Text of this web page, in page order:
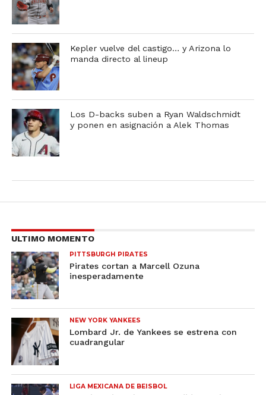
Kepler vuelve del castigo… y Arizona lo
manda directo al lineup
Los D-backs suben a Ryan Waldschmidt
y ponen en asignación a Alek Thomas
ULTIMO MOMENTO
PITTSBURGH PIRATES
Pirates cortan a Marcell Ozuna
inesperadamente
NEW YORK YANKEES
Lombard Jr. de Yankees se estrena con
cuadrangular
LIGA MEXICANA DE BEISBOL